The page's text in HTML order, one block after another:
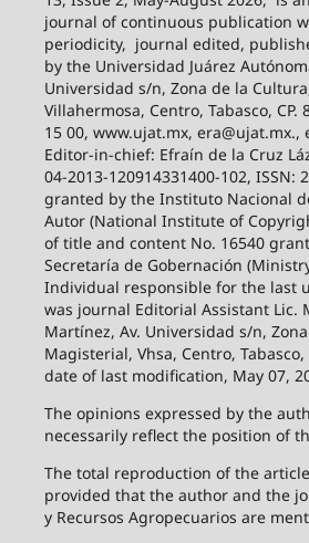
journal of continuous publication
periodicity, journal edited,
by the Universidad Juárez
Universidad s/n, Zona de la
Villahermosa, Centro, Tabasco, CP.
15 00, www.ujat.mx, era@ujat.mx.,
Editor-in-chief: Efraín de la Cruz
04-2013-120914331400-102, ISSN:
granted by the Instituto Nacional
Autor (National Institute of
of title and content No. 16540
Secretaría de Gobernación
Individual responsible for the last
was journal Editorial Assistant Lic.
Martínez, Av. Universidad s/n,
Magisterial, Vhsa, Centro, Tabasco,
date of last modification, May 07,
The opinions expressed by the
necessarily reflect the position of
The total reproduction of the
provided that the author and the
y Recursos Agropecuarios are